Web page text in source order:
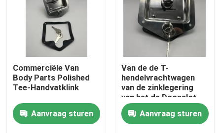
Producten
Ongeveer ons
Commerciële Van
Body Parts Polished
Tee-Handvatklink
Aanvraag sturen
Van de de T-
hendelvrachtwagen
van de zinklegering
van het de Doosslot
het Kabinetsdeur ISO
9001Aanvraag sturen